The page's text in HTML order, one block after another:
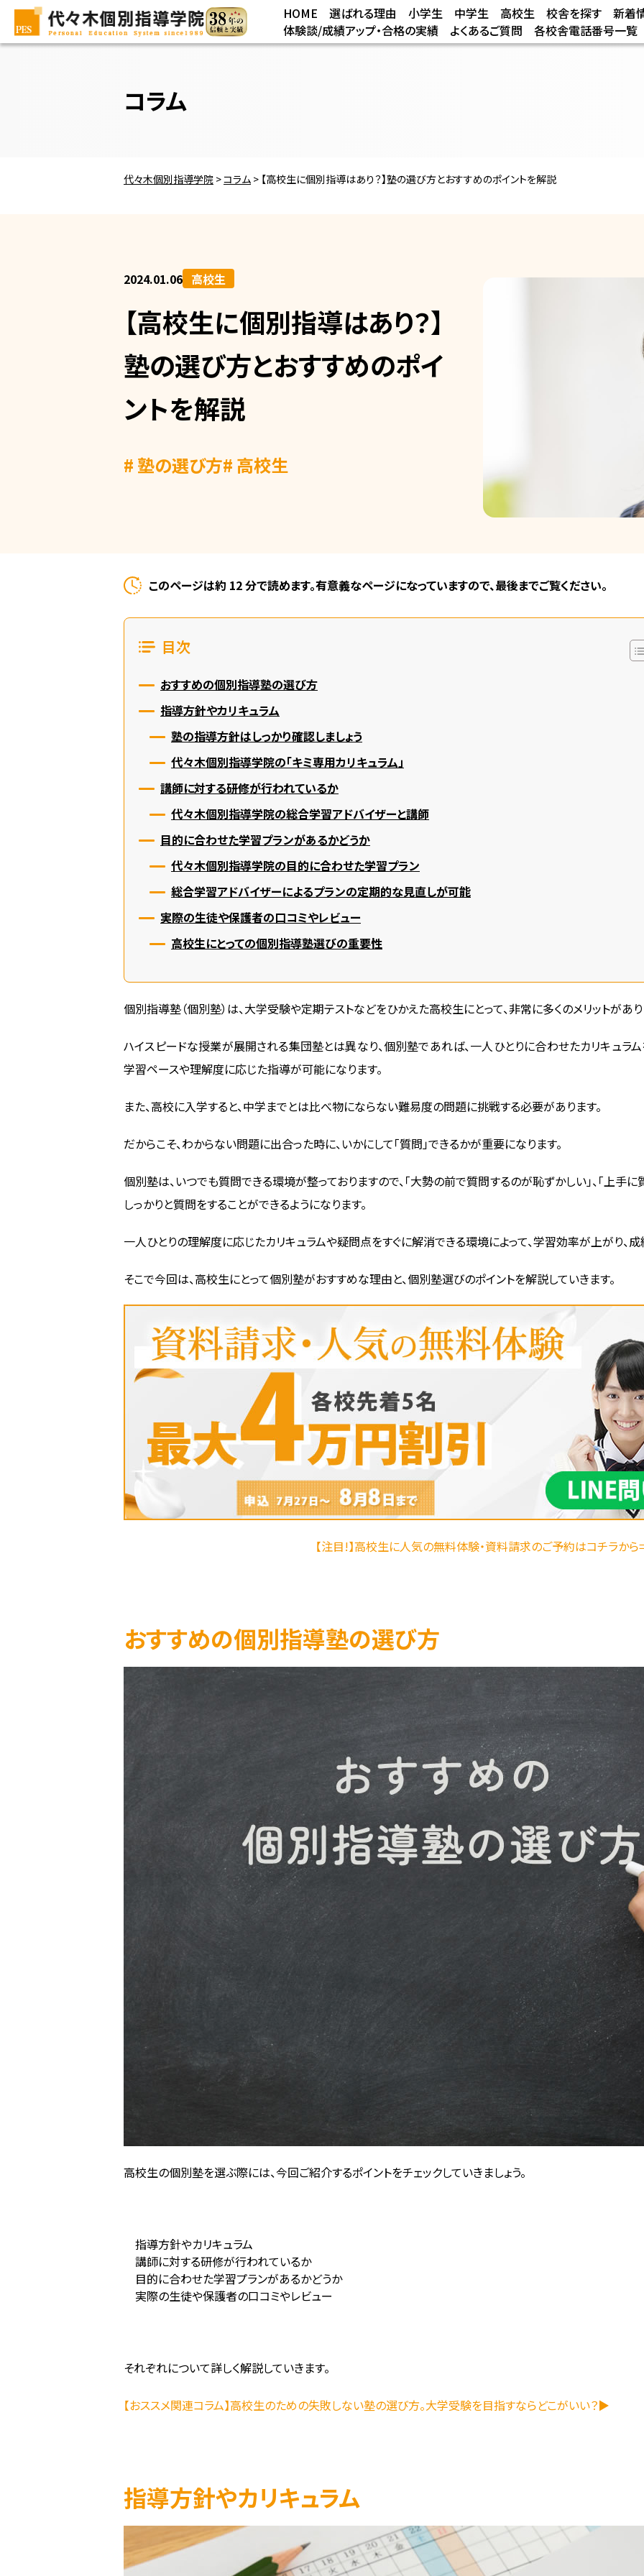
HOME 選ばれる理由 小学生 中学生 高校生 校舎を探す
新着
体験談/成績アップ・合格の実績
よくあるご質問 各校舎電話番号一覧
コラム
代々木個別指導学院 >コラム > 【高校生に個別指導はあり？】塾の選び方とおすすめのポイントを解説
2024.01.06 高校生
【高校生に個別指導はあり？】
塾の選び方とおすすめのポイ
ントを解説
# 塾の選び方# 高校生
このページは約 12 分で読めます。有意義なページになっていますので、最後までご覧ください。
目次
おすすめの個別指導塾の選び方
指導方針やカリキュラム
塾の指導方針はしっかり確認しましょう
代々木個別指導学院の「キミ専用カリキュラム」
講師に対する研修が行われているか
代々木個別指導学院の総合学習アドバイザーと講師
目的に合わせた学習プランがあるかどうか
代々木個別指導学院の目的に合わせた学習プラン
総合学習アドバイザーによるプランの定期的な見直しが可能
実際の生徒や保護者の口コミやレビュー
高校生にとっての個別指導塾選びの重要性
個別指導塾（個別塾）は、大学受験や定期テストなどをひかえた高校生にとって、非常に多くのメリットがあり
ハイスピードな授業が展開される集団塾とは異なり、個別塾であれば、一人ひとりに合わせたカリキュラ
学習ペースや理解度に応じた指導が可能になります。
また、高校に入学すると、中学までとは比べ物にならない難易度の問題に挑戦する必要があります。
だからこそ、わからない問題に出合った時に、いかにして「質問」できるかが重要になります。
個別塾は、いつでも質問できる環境が整っておりますので、「大勢の前で質問するのが恥ずかしい」、「上手
しっかりと質問をすることができるようになります。
一人ひとりの理解度に応じたカリキュラムや疑問点をすぐに解消できる環境によって、学習効率が上がり、
そこで今回は、高校生にとって個別塾がおすすめな理由と、個別塾選びのポイントを解説していきます。
【注目!】高校生に人気の無料体験・資料請求のご予約はコチラか
おすすめの個別指導塾の選び方
高校生の個別塾を選ぶ際には、今回ご紹介するポイントをチェックしていきましょう。
指導方針やカリキュラム
講師に対する研修が行われているか
目的に合わせた学習プランがあるかどうか
実際の生徒や保護者の口コミやレビュー
それぞれについて詳しく解説していきます。
【おススメ関連コラム】高校生のための失敗しない塾の選び方。大学受験を目指すならどこがいい？▶
指導方針やカリキュラム